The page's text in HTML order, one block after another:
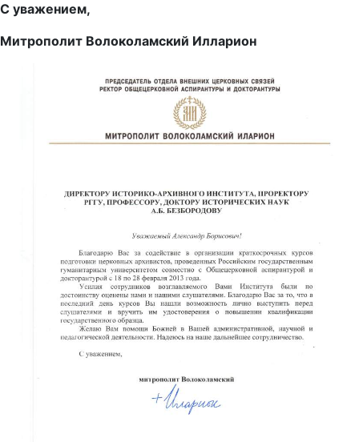
С уважением,
Митрополит Волоколамский Илларион